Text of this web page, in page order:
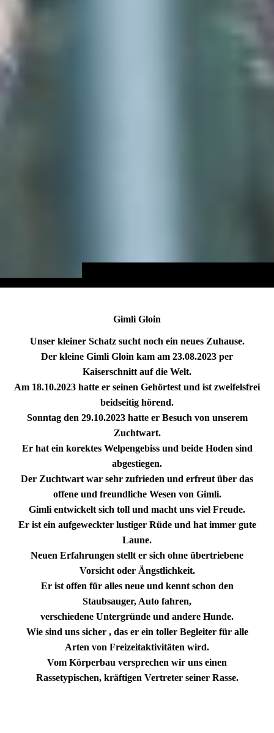
Gimli Gloin
Unser kleiner Schatz sucht noch ein neues Zuhause.
Der kleine Gimli Gloin kam am 23.08.2023 per
Kaiserschnitt auf die Welt.
Am 18.10.2023 hatte er seinen Gehörtest und ist zweifelsfrei
beidseitig hörend.
Sonntag den 29.10.2023 hatte er Besuch von unserem
Zuchtwart.
Er hat ein korektes Welpengebiss und beide Hoden sind
abgestiegen.
Der Zuchtwart war sehr zufrieden und erfreut über das
offene und freundliche Wesen von Gimli.
Gimli entwickelt sich toll und macht uns viel Freude.
Er ist ein aufgeweckter lustiger Rüde und hat immer gute
Laune.
Neuen Erfahrungen stellt er sich ohne übertriebene
Vorsicht oder Ängstlichkeit.
Er ist offen für alles neue und kennt schon den
Staubsauger, Auto fahren,
verschiedene Untergründe und andere Hunde.
Wie sind uns sicher , das er ein toller Begleiter für alle
Arten von Freizeitaktivitäten wird.
Vom Körperbau versprechen wir uns einen
Rassetypischen, kräftigen Vertreter seiner Rasse.